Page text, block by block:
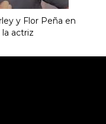
y Flor Peña en
la actriz